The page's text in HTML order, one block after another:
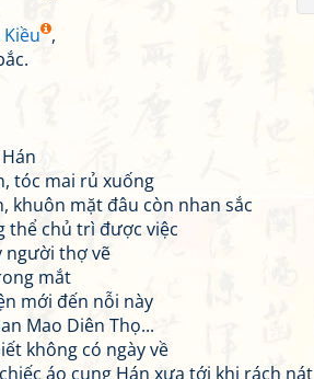
Kiều ,
tóc mai rủ xuống
khuôn mặt đâu còn nhan sắc
thể chủ trì được việc
người thợ vẽ
mắt
mới đến nỗi này
Mao Diên Thọ...
không có ngày về
áo cung Hán xưa tới khi rách nát